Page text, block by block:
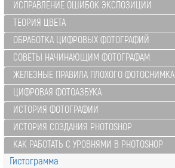
ИСПРАВЛЕНИЕ ОШИБОК ЭКСПОЗИЦИИ
ТЕОРИЯ ЦВЕТА
ОБРАБОТКА ЦИФРОВЫХ ФОТОГРАФИЙ
СОВЕТЫ НАЧИНАЮЩИМ ФОТОГРАФАМ
ЖЕЛЕЗНЫЕ ПРАВИЛА ПЛОХОГО ФОТОСНИМКА
ЦИФРОВАЯ ФОТОАЗБУКА
ИСТОРИЯ ФОТОГРАФИИ
ИСТОРИЯ СОЗДАНИЯ PHOTOSHOP
КАК РАБОТАТЬ С УРОВНЯМИ В PHOTOSHOP
Гистограмма